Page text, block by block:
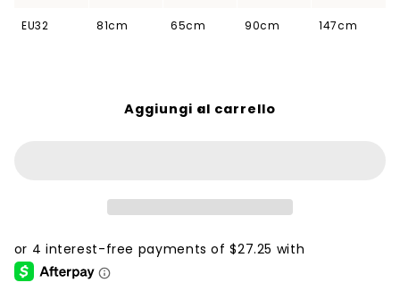
EU32 81cm 65cm 90cm 147cm
Aggiungi al carrello